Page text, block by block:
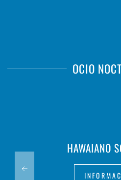
OCIO
HAWAIANO